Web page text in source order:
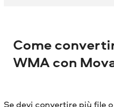
Come
WMA con
Se devi convertire più file